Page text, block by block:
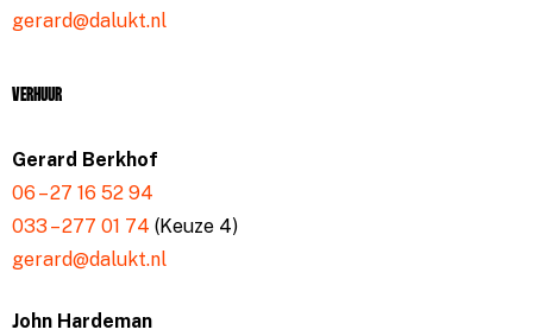
gerard@dalukt.nl
Verhuur
Gerard Berkhof
06 – 27 16 52 94
033 – 277 01 74 (Keuze 4)
gerard@dalukt.nl
John Hardeman